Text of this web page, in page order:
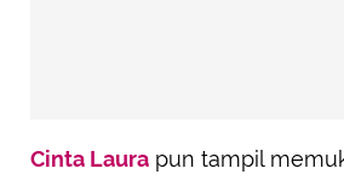
Cinta Laura pun tampil